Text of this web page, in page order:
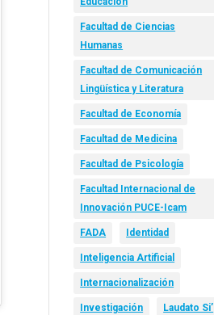
Facultad de Ciencias
Humanas
Facultad de Comunicación
Lingüística y Literatura
Facultad de Economía
Facultad de Medicina
Facultad de Psicología
Facultad Internacional de
Innovación PUCE-Icam
FADA Identidad
Inteligencia Artificial
Internacionalización
Investigación Laudato Si’